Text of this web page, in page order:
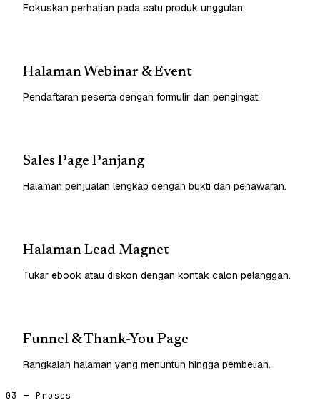
Fokuskan perhatian pada satu produk unggulan.
Halaman Webinar & Event
Pendaftaran peserta dengan formulir dan pengingat.
Sales Page Panjang
Halaman penjualan lengkap dengan bukti dan penawaran.
Halaman Lead Magnet
Tukar ebook atau diskon dengan kontak calon pelanggan.
Funnel & Thank-You Page
Rangkaian halaman yang menuntun hingga pembelian.
03 — Proses